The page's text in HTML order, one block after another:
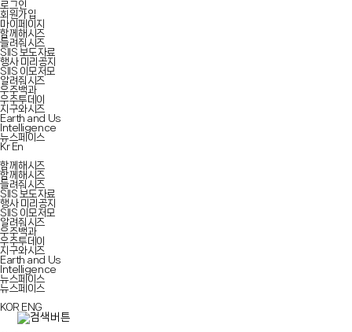
로그인
회원가입
마이페이지
함께해시즈
들려줘시즈
SIIS 보도자료
행사 미리공지
SIIS 이모저모
알려줘시즈
우주백과
우주투데이
지구와시즈
Earth and Us
Intelligence
뉴스페이스
Kr En
함께해시즈
함께해시즈
들려줘시즈
SIIS 보도자료
행사 미리공지
SIIS 이모저모
알려줘시즈
우주백과
우주투데이
지구와시즈
Earth and Us
Intelligence
뉴스페이스
뉴스페이스
KOR ENG